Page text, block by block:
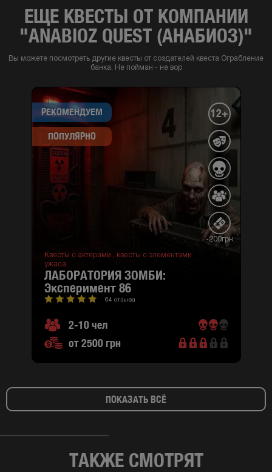
ЕЩЕ КВЕСТЫ ОТ КОМПАНИИ
"ANABIOZ QUEST (АНАБИОЗ)"
Вы можете посмотреть другие квесты от создателей квеста Ограбление
банка: Не пойман - не вор
РЕКОМЕНДУЕМ
ПОПУЛЯРНО
12+
-200грн
Квесты с актерами ,
квесты с элементами
ужаса
ЛАБОРАТОРИЯ ЗОМБИ:
эксперимент 86
64 отзыва
2-10 чел
от 2500 грн
ПОКАЗАТЬ ВСЁ
ТАКЖЕ СМОТРЯТ